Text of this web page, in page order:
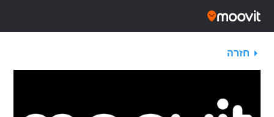
חזרה